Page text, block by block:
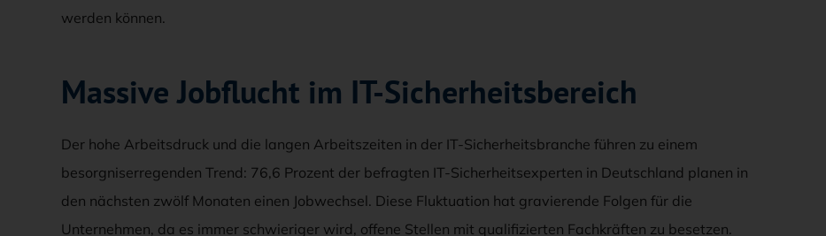
werden können.
Massive Jobflucht im IT-Sicherheitsbereich
Der hohe Arbeitsdruck und die langen Arbeitszeiten in der IT-Sicherheitsbranche führen zu einem
besorgniserregenden Trend: 76,6 Prozent der befragten IT-Sicherheitsexperten in Deutschland planen in
den nächsten zwölf Monaten einen Jobwechsel. Diese Fluktuation hat gravierende Folgen für die
Unternehmen, da es immer schwieriger wird, offene Stellen mit qualifizierten Fachkräften zu besetzen.